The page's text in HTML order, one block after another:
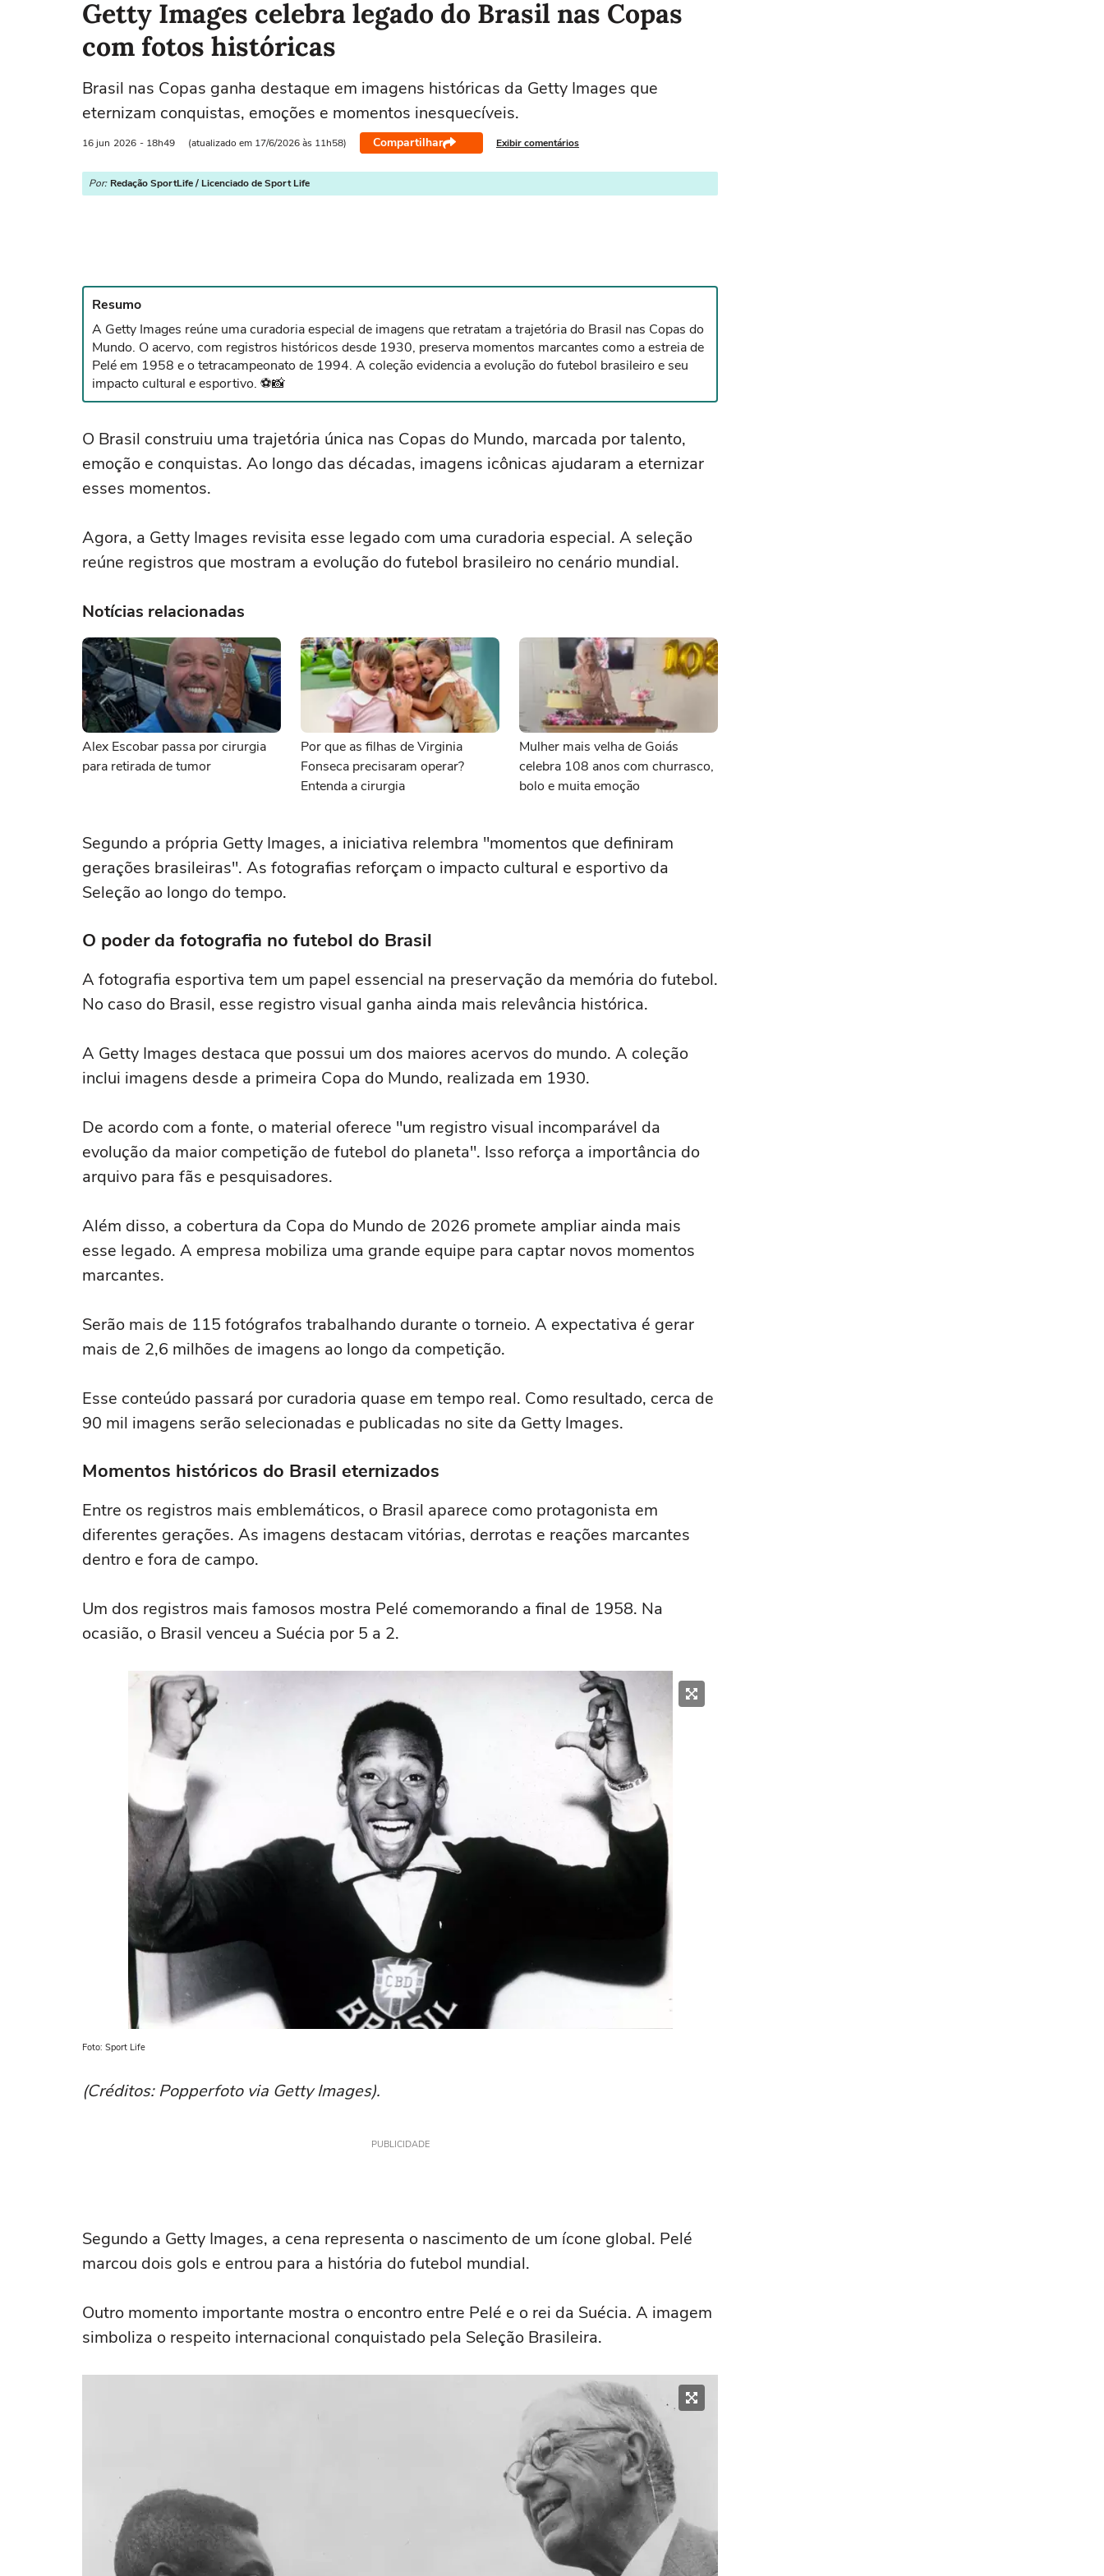
Getty Images celebra legado do Brasil nas Copas
com fotos históricas
Brasil nas Copas ganha destaque em imagens históricas da Getty Images que
eternizam conquistas, emoções e momentos inesquecíveis.
16 jun 2026 - 18h49 (atualizado em 17/6/2026 às 11h58) Compartilhar Exibir comentários
Por: Redação SportLife / Licenciado de Sport Life
Resumo
A Getty Images reúne uma curadoria especial de imagens que retratam a trajetória do Brasil nas Copas do
Mundo. O acervo, com registros históricos desde 1930, preserva momentos marcantes como a estreia de
Pelé em 1958 e o tetracampeonato de 1994. A coleção evidencia a evolução do futebol brasileiro e seu
impacto cultural e esportivo. ⚽📸
O Brasil construiu uma trajetória única nas Copas do Mundo, marcada por talento,
emoção e conquistas. Ao longo das décadas, imagens icônicas ajudaram a eternizar
esses momentos.
Agora, a Getty Images revisita esse legado com uma curadoria especial. A seleção
reúne registros que mostram a evolução do futebol brasileiro no cenário mundial.
Notícias relacionadas
Alex Escobar passa por cirurgia
para retirada de tumor
Por que as filhas de Virginia
Fonseca precisaram operar?
Entenda a cirurgia
Mulher mais velha de Goiás
celebra 108 anos com churrasco,
bolo e muita emoção
Segundo a própria Getty Images, a iniciativa relembra "momentos que definiram
gerações brasileiras". As fotografias reforçam o impacto cultural e esportivo da
Seleção ao longo do tempo.
O poder da fotografia no futebol do Brasil
A fotografia esportiva tem um papel essencial na preservação da memória do futebol.
No caso do Brasil, esse registro visual ganha ainda mais relevância histórica.
A Getty Images destaca que possui um dos maiores acervos do mundo. A coleção
inclui imagens desde a primeira Copa do Mundo, realizada em 1930.
De acordo com a fonte, o material oferece "um registro visual incomparável da
evolução da maior competição de futebol do planeta". Isso reforça a importância do
arquivo para fãs e pesquisadores.
Além disso, a cobertura da Copa do Mundo de 2026 promete ampliar ainda mais
esse legado. A empresa mobiliza uma grande equipe para captar novos momentos
marcantes.
Serão mais de 115 fotógrafos trabalhando durante o torneio. A expectativa é gerar
mais de 2,6 milhões de imagens ao longo da competição.
Esse conteúdo passará por curadoria quase em tempo real. Como resultado, cerca de
90 mil imagens serão selecionadas e publicadas no site da Getty Images.
Momentos históricos do Brasil eternizados
Entre os registros mais emblemáticos, o Brasil aparece como protagonista em
diferentes gerações. As imagens destacam vitórias, derrotas e reações marcantes
dentro e fora de campo.
Um dos registros mais famosos mostra Pelé comemorando a final de 1958. Na
ocasião, o Brasil venceu a Suécia por 5 a 2.
Foto: Sport Life
(Créditos: Popperfoto via Getty Images).
PUBLICIDADE
Segundo a Getty Images, a cena representa o nascimento de um ícone global. Pelé
marcou dois gols e entrou para a história do futebol mundial.
Outro momento importante mostra o encontro entre Pelé e o rei da Suécia. A imagem
simboliza o respeito internacional conquistado pela Seleção Brasileira.